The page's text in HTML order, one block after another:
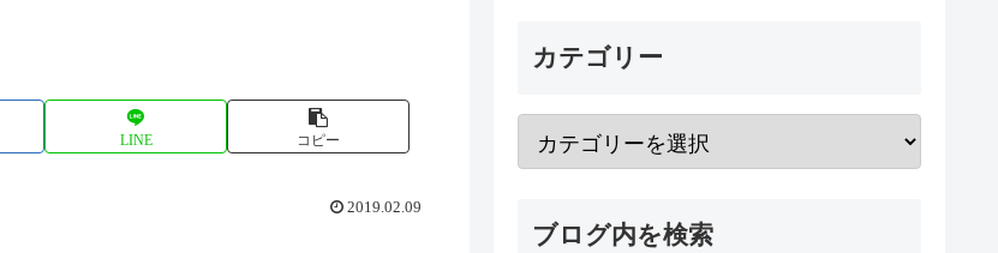
LINE コピー
2019.02.09
カテゴリー
ブログ内を検索